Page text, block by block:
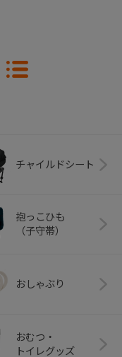
チャイルドシート
抱っこひも
（子守帯）
おしゃぶり
おむつ・
トイレグッズ